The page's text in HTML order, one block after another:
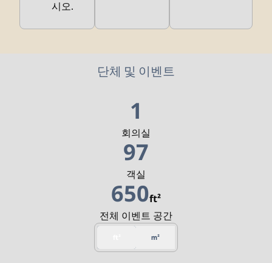
시오.
단체 및 이벤트
1
회의실
97
객실
650ft²
ft²
전체 이벤트 공간
m²